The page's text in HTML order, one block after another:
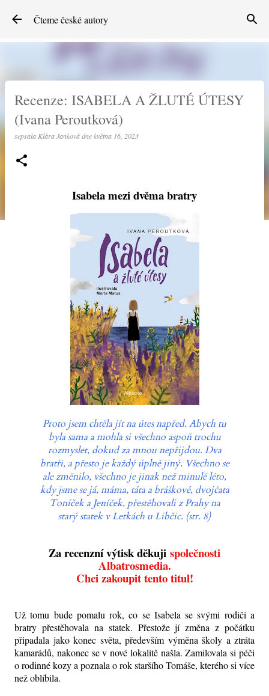
Přeskočit na hlavní obsah
Čteme české autory
Recenze: ISABELA A ŽLUTÉ ÚTESY
(Ivana Peroutková)
sepsala Klára Jankovádnekvětna 16, 2023
Isabela mezi dvěma bratry
Proto jsem chtěla jít na útes napřed. Abych tu
byla sama a mohla si všechno aspoň trochu
rozmyslet, dokud za mnou nepřijdou. Dva
bratři, a přesto je každý úplně jiný. Všechno se
ale změnilo, všechno je jinak než minulé léto,
kdy jsme se já, máma, táta a bráškové, dvojčata
Toníček a Jeníček, přestěhovali z Prahy na
starý statek v Letkách u Libčic. (str. 8)
Za recenzní výtisk děkuji společnosti
Albatrosmedia.
Chci zakoupit tento titul!
Už tomu bude pomalu rok, co se Isabela se svými rodiči a
bratry přestěhovala na statek. Přestože jí změna z počátku
připadala jako konec světa, především výměna školy a ztráta
kamarádů, nakonec se v nové lokalitě našla. Zamilovala si péči
o rodinné kozy a poznala o rok staršího Tomáše, kterého si více
než oblíbila.